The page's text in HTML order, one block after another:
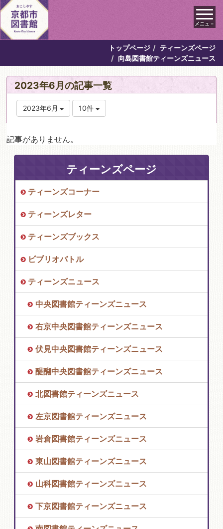
メニュ－
トップページ
ティーンズページ
向島図書館ティーンズニュース
2023年6月の記事一覧
2023年6月 10件
記事がありません。
ティーンズページ
ティーンズコーナー
ティーンズレター
ティーンズブックス
ビブリオバトル
ティーンズニュース
中央図書館ティーンズニュース
右京中央図書館ティーンズニュース
伏見中央図書館ティーンズニュース
醍醐中央図書館ティーンズニュース
北図書館ティーンズニュース
左京図書館ティーンズニュース
岩倉図書館ティーンズニュース
東山図書館ティーンズニュース
山科図書館ティーンズニュース
下京図書館ティーンズニュース